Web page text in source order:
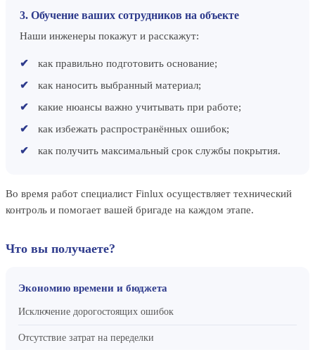
3. Обучение ваших сотрудников на объекте
Наши инженеры покажут и расскажут:
как правильно подготовить основание;
как наносить выбранный материал;
какие нюансы важно учитывать при работе;
как избежать распространённых ошибок;
как получить максимальный срок службы покрытия.
Во время работ специалист Finlux осуществляет технический
контроль и помогает вашей бригаде на каждом этапе.
Что вы получаете?
Экономию времени и бюджета
Исключение дорогостоящих ошибок
Отсутствие затрат на переделки